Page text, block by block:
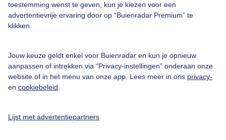
toestemming wenst te geven, kun je kiezen voor een
advertentievrije ervaring door op “Buienradar Premium” te
klikken.
Jouw keuze geldt enkel voor Buienradar en kun je opnieuw
aanpassen of intrekken via “Privacy-instellingen” onderaan onze
website of in het menu van onze app. Lees meer in ons privacy-
en cookiebeleid
Lijst met advertentiepartners
Contact
Gebruikersvoorwaarden
Adverteren
Buienradar Team
Cookie beleid